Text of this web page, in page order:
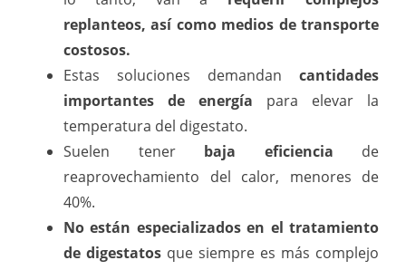
replanteos, así como medios de transporte
costosos.
Estas soluciones demandan cantidades
importantes de energía para elevar la
temperatura del digestato.
Suelen tener baja eficiencia de
reaprovechamiento del calor, menores de
40%.
No están especializados en el tratamiento
de digestatos que siempre es más complejo